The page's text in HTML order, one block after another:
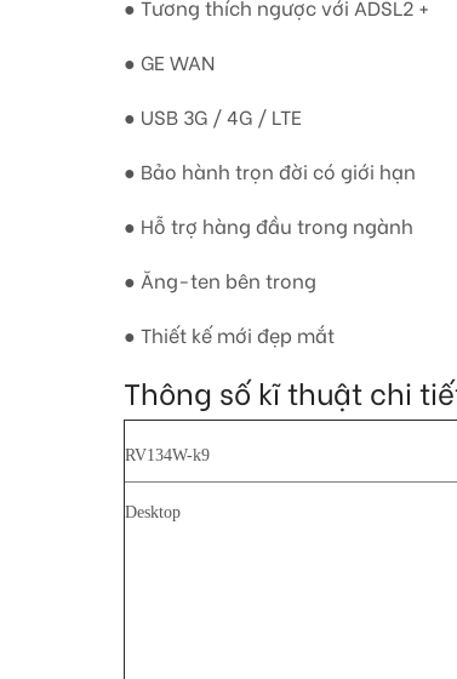
● Tương thích ngược với ADSL2 +
● GE WAN
● USB 3G / 4G / LTE
● Bảo hành trọn đời có giới hạn
● Hỗ trợ hàng đầu trong ngành
● Ăng-ten bên trong
● Thiết kế mới đẹp mắt
Thông số kĩ thuật chi
RV134W-k9
Desktop